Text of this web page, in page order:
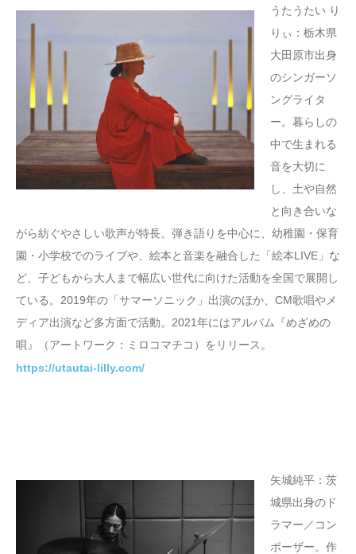
うたうたい り
りぃ：栃木県
大田原市出身
のシンガーソ
ングライタ
ー。暮らしの
中で生まれる
音を大切に
し、土や自然
と向き合いな
がら紡ぐやさしい歌声が特長。弾き語りを中心に、幼稚園・保育
園・小学校でのライブや、絵本と音楽を融合した「絵本LIVE」な
ど、子どもから大人まで幅広い世代に向けた活動を全国で展開し
ている。2019年の「サマーソニック」出演のほか、CM歌唱やメ
ディア出演など多方面で活動。2021年にはアルバム『めざめの
唄』（アートワーク：ミロコマチコ）をリリース。
https://utautai-lilly.com/
矢城純平：茨
城県出身のド
ラマー／コン
ポーザー。作